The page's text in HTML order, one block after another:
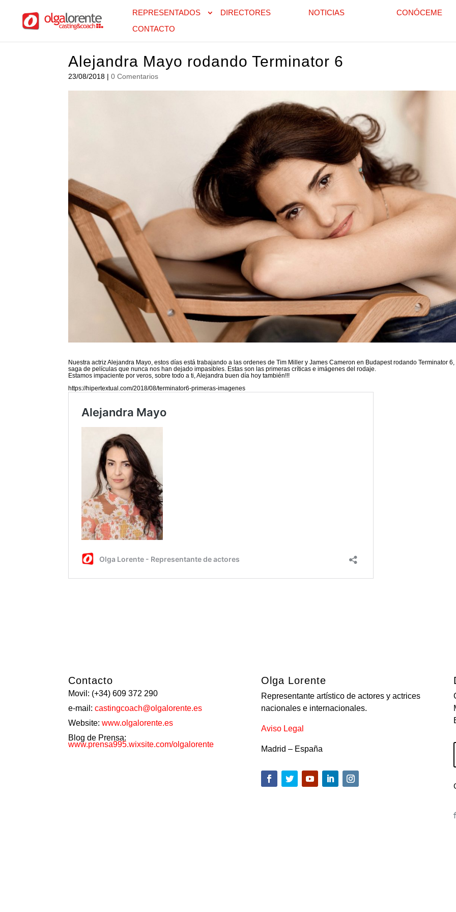
REPRESENTADOS DIRECTORES NOTICIAS
CONÓCEME
CONTACTO
Alejandra Mayo rodando Terminator 6
23/08/2018 |0 Comentarios
Nuestra actriz Alejandra Mayo, estos días está trabajando a las ordenes de Tim Miller y James Cameron en Budapest rodando Terminator
saga de películas que nunca nos han dejado impasibles. Estas son las primeras críticas e imágenes del rodaje.
Estamos impaciente por veros, sobre todo a ti, Alejandra buen día hoy también!!!
https://hipertextual.com/2018/08/terminator6-primeras-imagenes
Contacto
Movil: (+34) 609 372 290
e-mail:castingcoach@olgalorente.es
Website:www.olgalorente.es
Blog de Prensa:
www.prensa995.wixsite.com/olgalorente
Olga Lorente
Representante artístico de actores y actrices
nacionales e internacionales.
Aviso Legal
Madrid – España